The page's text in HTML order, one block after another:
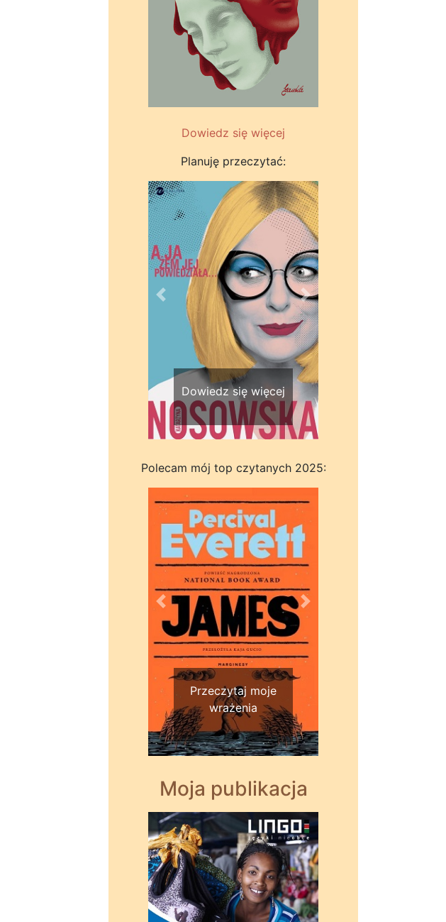
Dowiedz się więcej
Planuję przeczytać:
Dowiedz się więcej
Wstecz Dalej
Polecam mój top czytanych 2025:
Przeczytaj moje
wrażenia
Wstecz Dalej
Moja publikacja